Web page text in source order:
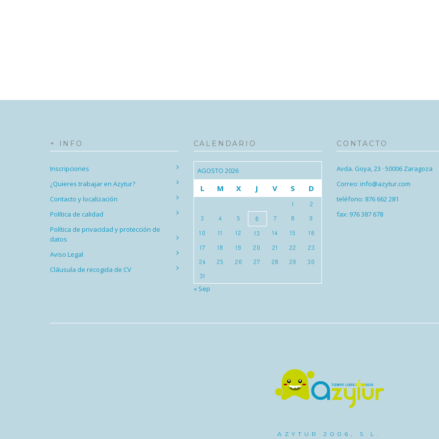
+ INFO
Inscripciones
¿Quieres trabajar en Azytur?
Contacto y localización
Política de calidad
Política de privacidad y protección de
datos
Aviso Legal
Cláusula de recogida de CV
CALENDARIO
AGOSTO 2026
L M X J V S D
1
2
3
4 5 6 7 8
9
10
11 12 13 14 15
16
17
18 19 20 21 22
23
24
25 26 27 28 29
30
31
« Sep
CONTACTO
Avda. Goya, 23 · 50006 Zaragoza
Correo: info@azytur.com
teléfono: 876 662 281
fax: 976 387 678
AZYTUR 2006, S.L.